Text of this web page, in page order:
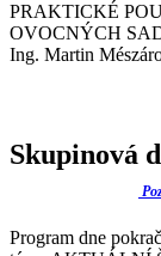
PRAKTICKÉ
OVOCNÝCH
Ing. Martin
Program dne